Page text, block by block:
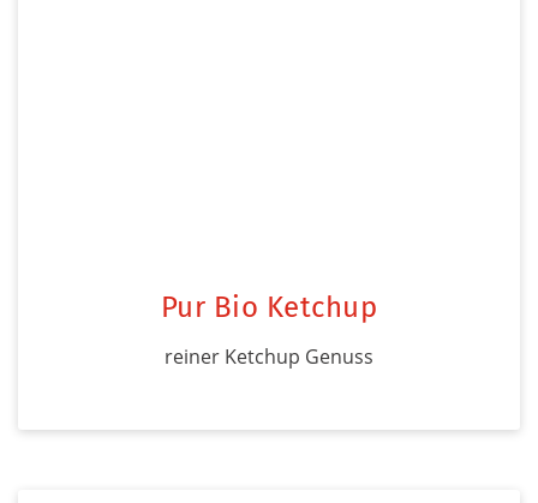
Pur Bio Ketchup
reiner Ketchup Genuss